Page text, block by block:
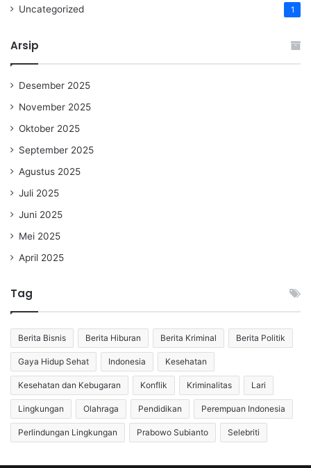
Uncategorized 1
Arsip
Desember 2025
November 2025
Oktober 2025
September 2025
Agustus 2025
Juli 2025
Juni 2025
Mei 2025
April 2025
Tag
Berita Bisnis Berita Hiburan Berita Kriminal Berita Politik
Gaya Hidup Sehat Indonesia Kesehatan
Kesehatan dan Kebugaran Konflik Kriminalitas Lari
Lingkungan Olahraga Pendidikan Perempuan Indonesia
Perlindungan Lingkungan Prabowo Subianto Selebriti